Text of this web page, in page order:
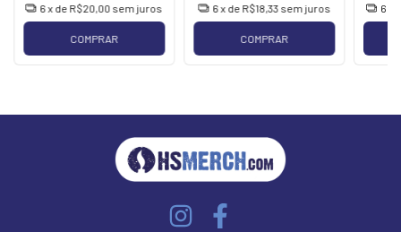
6x de R$20,00 sem juros
COMPRAR
6x de R$18,33 sem juros
COMPRAR
6